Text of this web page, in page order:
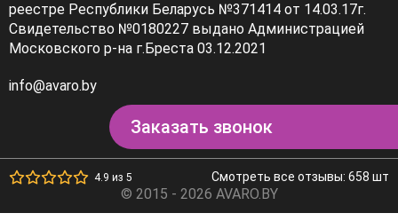
реестре Республики Беларусь №371414 от 14.03.17г.
Свидетельство №0180227 выдано Администрацией
Московского р-на г.Бреста 03.12.2021
info@avaro.by
Заказать звонок
4.9 из 5 Смотреть все отзывы: 658 шт
© 2015 - 2026 AVARO.BY